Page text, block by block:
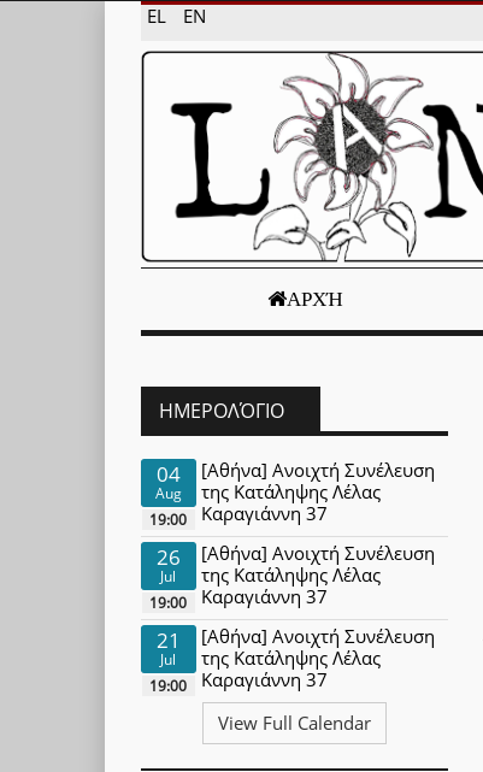
EL EN
ΑΡΧΉ
ΗΜΕΡΟΛΌΓΙΟ
04
Aug
19:00
[Αθήνα] Ανοιχτή Συνέλευση
της Κατάληψης Λέλας
Καραγιάννη 37
26
Jul
19:00
[Αθήνα] Ανοιχτή Συνέλευση
της Κατάληψης Λέλας
Καραγιάννη 37
21
Jul
19:00
[Αθήνα] Ανοιχτή Συνέλευση
της Κατάληψης Λέλας
Καραγιάννη 37
View Full Calendar